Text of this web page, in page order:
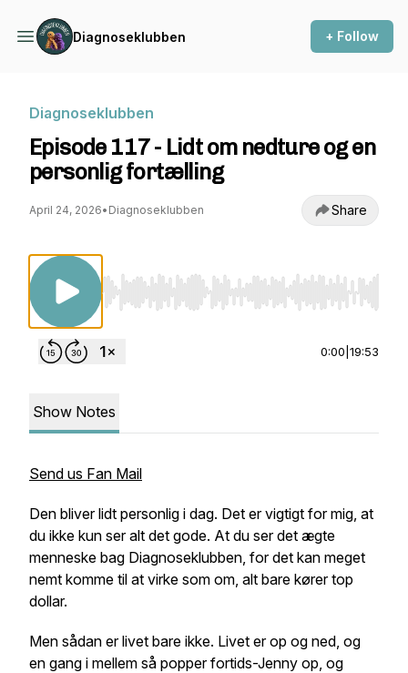
Diagnoseklubben + Follow
Diagnoseklubben
Episode 117 - Lidt om nedture og en
personlig fortælling
April 24, 2026• Diagnoseklubben Share
Use Left/Right to seek, Home/End to jump
0:00 19:53
Show Notes
Send us Fan Mail
Den bliver lidt personlig i dag. Det er vigtigt for mig, at
du ikke kun ser alt det gode. At du ser det ægte
menneske bag Diagnoseklubben, for det kan meget
nemt komme til at virke som om, alt bare kører top
dollar.
Men sådan er livet bare ikke. Livet er op og ned, og
en gang i mellem så popper fortids-Jenny op, og